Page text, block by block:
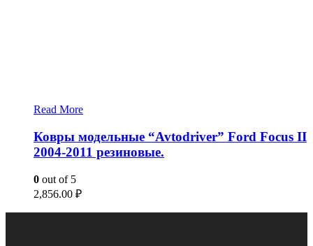
Read More
Ковры модельные “Avtodriver” Ford Focus II
2004-2011 резиновые.
0 out of 5
2,856.00 ₽